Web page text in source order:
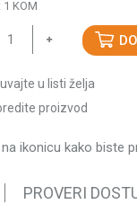
1 KOM
u listi želja
proizvod
ikonicu kako biste
PROVERI